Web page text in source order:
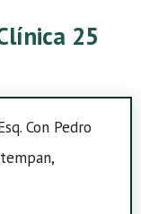
25
Con Pedro